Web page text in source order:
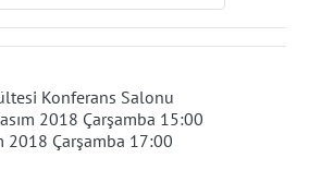
Konferans Salonu
2018 Çarşamba 15:00
2018 Çarşamba 17:00